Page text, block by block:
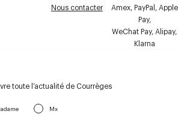
Nous contacter
Amex, PayPal, Apple
Pay,
WeChat Pay, Alipay,
Klarna
toute l’actualité de Courrèges
Mx